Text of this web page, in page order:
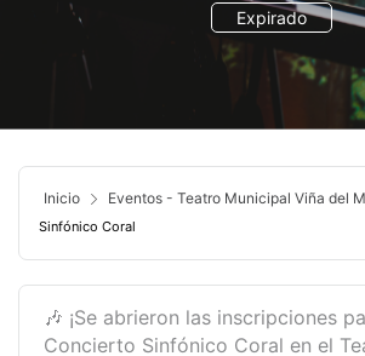
Expirado
Inicio Eventos - Teatro Municipal Viña del
Sinfónico Coral
🎶 ¡Se abrieron las inscripciones
Concierto Sinfónico Coral en el